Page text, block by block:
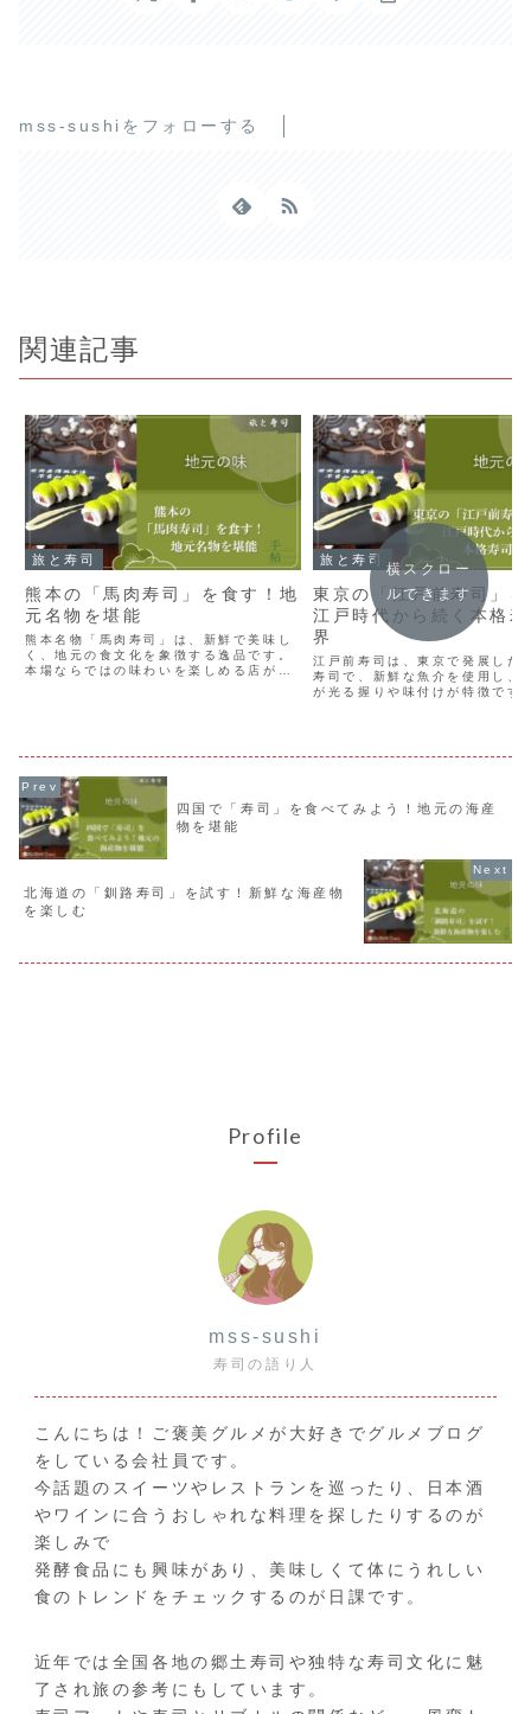
mss-sushiをフォローする
関連記事
旅と寿司
熊本の「馬肉寿司」を食す！地
元名物を堪能
熊本名物「馬肉寿司」は、新鮮で美味し
く、地元の食文化を象徴する逸品です。
本場ならではの味わいを楽しめる店が多
旅と寿司
東京の「江戸前寿司」
江戸時代から続く本格
界
江戸前寿司は、東京で発展した
寿司で、新鮮な魚介を使用し、
が光る握りや味付けが特徴です
横スクロー
ルできます
四国で「寿司」を食べてみよう！地元の海産
物を堪能
北海道の「釧路寿司」を試す！新鮮な海産物
を楽しむ
Profile
mss-sushi
寿司の語り人
こんにちは！ご褒美グルメが大好きでグルメブログ
をしている会社員です。
今話題のスイーツやレストランを巡ったり、日本酒
やワインに合うおしゃれな料理を探したりするのが
楽しみで
発酵食品にも興味があり、美味しくて体にうれしい
食のトレンドをチェックするのが日課です。
近年では全国各地の郷土寿司や独特な寿司文化に魅
了され旅の参考にもしています。